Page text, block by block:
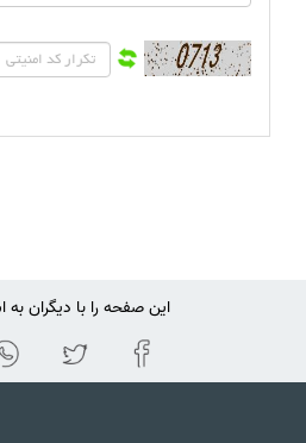
این صفحه را با دیگران به